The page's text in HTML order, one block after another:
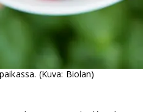
(Kuva: Biolan)